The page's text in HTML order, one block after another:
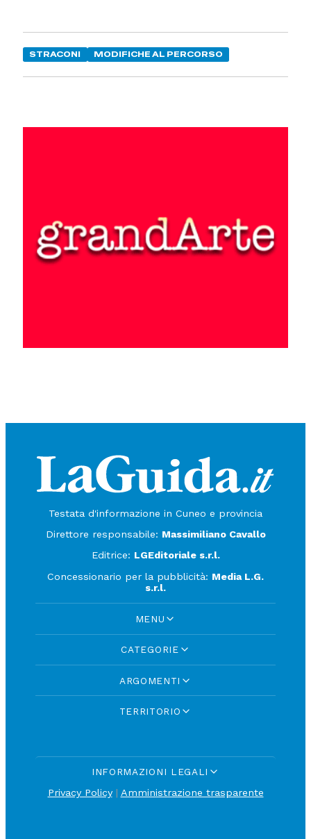
STRACONI MODIFICHE AL PERCORSO
Testata d'informazione in Cuneo e provincia
Direttore responsabile: Massimiliano Cavallo
Editrice: LGEditoriale s.r.l.
Concessionario per la pubblicità: Media L.G.
s.r.l.
MENU
CATEGORIE
ARGOMENTI
TERRITORIO
INFORMAZIONI LEGALI
Privacy Policy| Amministrazione trasparente